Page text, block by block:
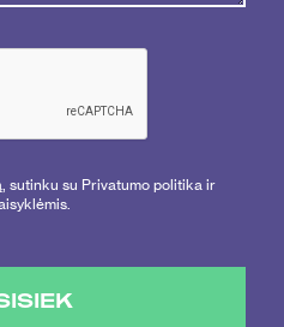
sutinku su Privatumo politika ir